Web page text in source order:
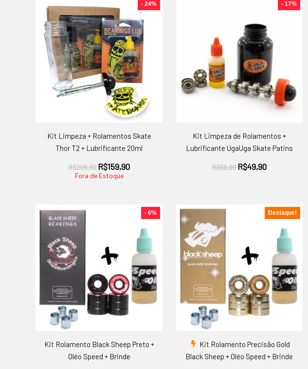
- 24%
Kit Limpeza + Rolamentos Skate
Thor T2 + Lubrificante 20ml
R$209,90 O
preço
R$159,90O
R$159,90.
Fora de Estoque
- 17%
Kit Limpeza de Rolamentos +
Lubrificante UgaUga Skate Patins
R$59,90 O
R$59,90.
R$49,90O
R$49,90.
- 6%
Kit Rolamento Black Sheep Preto +
Oléo Speed + Brinde
Destaque!
Kit Rolamento Precisão Gold
Black Sheep + Oléo Speed + Brinde